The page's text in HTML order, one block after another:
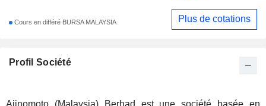
Profil Société
Ajinomoto (Malaysia) Berhad est une société basée en
Cours en différé BURSA MALAYSIA Plus de cotations